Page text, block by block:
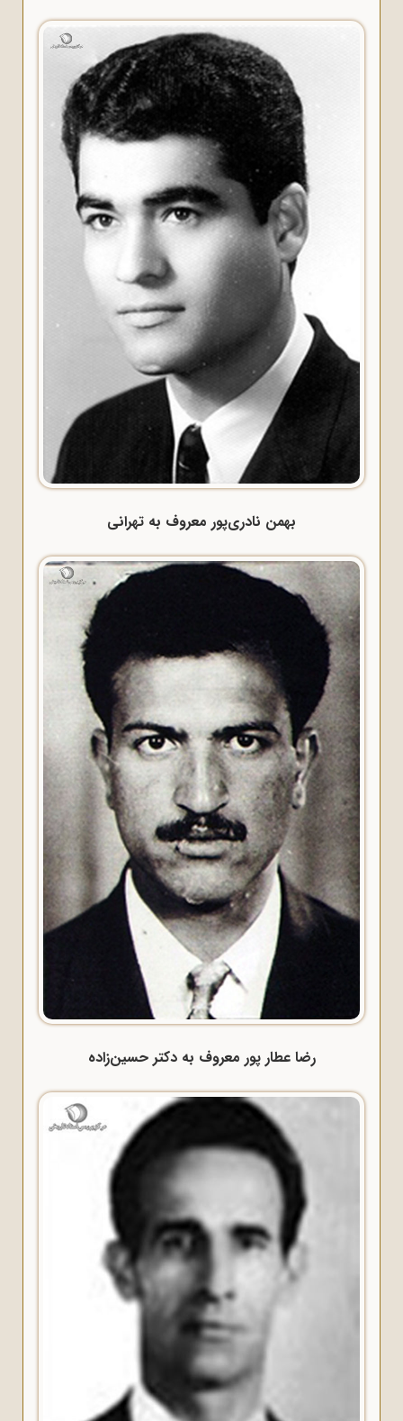
بهمن نادری‌پور معروف به تهرانی
رضا عطار پور معروف به دکتر حسین‌زاده